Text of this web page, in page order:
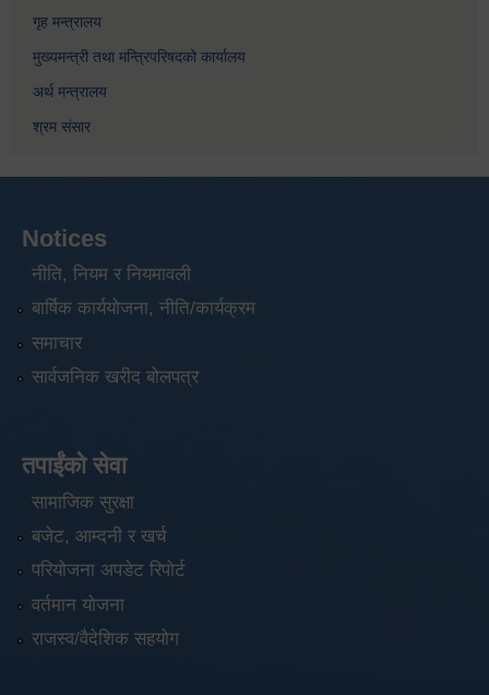
गृह मन्त्रालय
मुख्यमन्त्री तथा मन्त्रिपरिषदको कार्यालय
अर्थ मन्त्रालय
श्रम संसार
Notices
नीति, नियम र नियमावली
बार्षिक कार्ययोजना, नीति/कार्यक्रम
समाचार
सार्वजनिक खरीद बोलपत्र
तपाईंको सेवा
सामाजिक सुरक्षा
बजेट, आम्दनी र खर्च
परियोजना अपडेट रिपोर्ट
वर्तमान योजना
राजस्व/वैदेशिक सहयोग